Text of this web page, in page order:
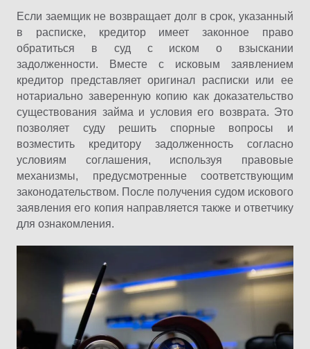
Если заемщик не возвращает долг в срок, указанный
в расписке, кредитор имеет законное право
обратиться в суд с иском о взыскании
задолженности. Вместе с исковым заявлением
кредитор представляет оригинал расписки или ее
нотариально заверенную копию как доказательство
существования займа и условия его возврата. Это
позволяет суду решить спорные вопросы и
возместить кредитору задолженность согласно
условиям соглашения, используя правовые
механизмы, предусмотренные соответствующим
законодательством. После получения судом искового
заявления его копия направляется также и ответчику
для ознакомления.